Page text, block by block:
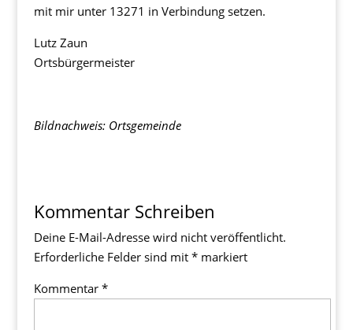
mit mir unter 13271 in Verbindung setzen.
Lutz Zaun
Ortsbürgermeister
Bildnachweis: Ortsgemeinde
Kommentar Schreiben
Deine E-Mail-Adresse wird nicht veröffentlicht.
Erforderliche Felder sind mit *markiert
Kommentar *